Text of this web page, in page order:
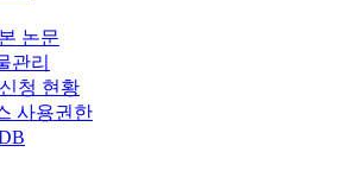
논문
관리
청 현황
사용권한